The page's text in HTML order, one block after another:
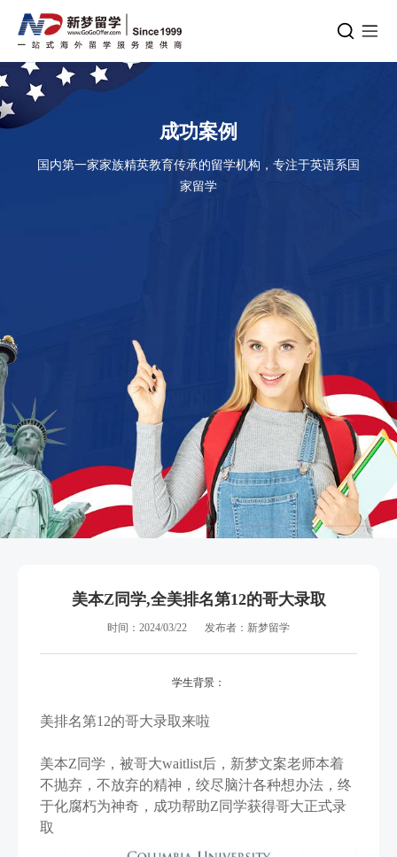
成功案例
国内第一家家族精英教育传承的留学机构，专注于英语系国
家留学
美本Z同学,全美排名第12的哥大录取
时间：2024/03/22 发布者：新梦留学
学生背景：
美排名第12的哥大录取来啦
美本Z同学，被哥大waitlist后，新梦文案老师本着
不抛弃，不放弃的精神，绞尽脑汁各种想办法，终
于化腐朽为神奇，成功帮助Z同学获得哥大正式录
取